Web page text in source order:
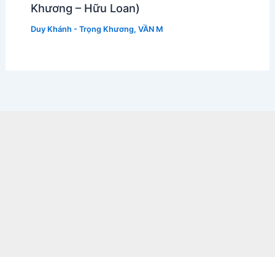
Khương – Hữu Loan)
Duy Khánh - Trọng Khương, VẦN M